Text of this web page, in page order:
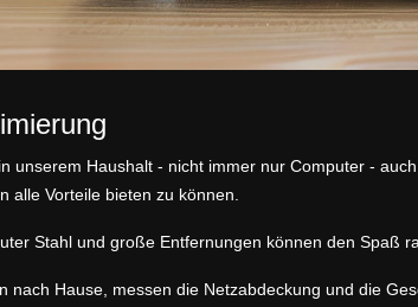
unserem Haushalt - nicht immer nur Computer -
alle Vorteile bieten zu können.
Stahl und große Entfernungen können den Spaß
nach Hause, messen die Netzabdeckung und die